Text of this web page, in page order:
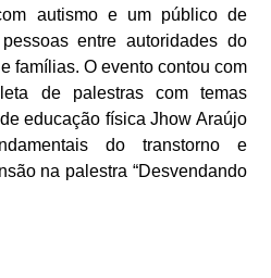
autismo e um público de
entre autoridades do
famílias. O evento contou com
de palestras com temas
educação física Jhow Araújo
do transtorno e
na palestra “Desvendando